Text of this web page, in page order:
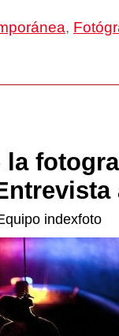
,
indexfoto